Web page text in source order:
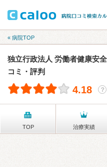
« 病院TOP
独立行政法人 労働者健康安
コミ・評判
4.18 ？
TOP 治療実績